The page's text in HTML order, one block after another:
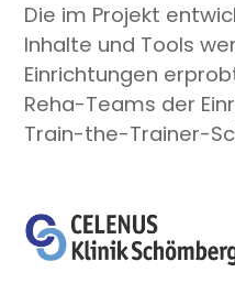
Die im Projekt
Inhalte und Tools
Einrichtungen
Reha-Teams der
Train-the-Trainer-